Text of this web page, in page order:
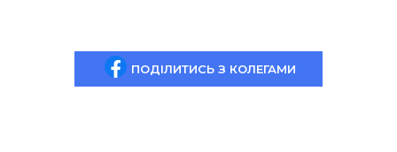
ПОДІЛИТИСЬ З КОЛЕГАМИ